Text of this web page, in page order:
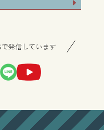
発信しています